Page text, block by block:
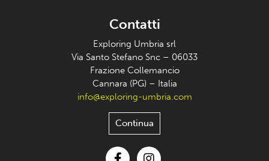
Contatti
Exploring Umbria srl
Via Santo Stefano Snc – 06033
Frazione Collemancio
Cannara (PG) – Italia
info@exploring-umbria.com
Continua